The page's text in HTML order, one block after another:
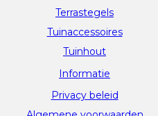
Terrastegels
Tuinaccessoires
Tuinhout
Informatie
Privacy beleid